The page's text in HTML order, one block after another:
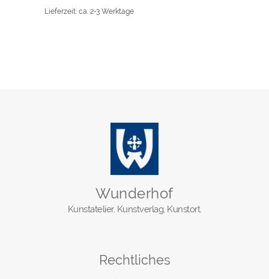
Lieferzeit: ca. 2-3 Werktage
Wunderhof
Kunstatelier, Kunstverlag, Kunstort.
Rechtliches